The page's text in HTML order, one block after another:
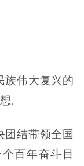
族伟大复兴的
。
团结带领全国
百年奋斗目